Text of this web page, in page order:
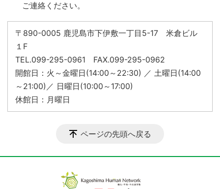
ご連絡ください。
〒890-0005 鹿児島市下伊敷一丁目5-17 米倉ビル
１F
TEL.099-295-0961 FAX.099-295-0962
開館日：火～金曜日(14:00～22:30) ／ 土曜日(14:00
～21:00)／ 日曜日(10:00～17:00)
休館日：月曜日
ページの先頭へ戻る